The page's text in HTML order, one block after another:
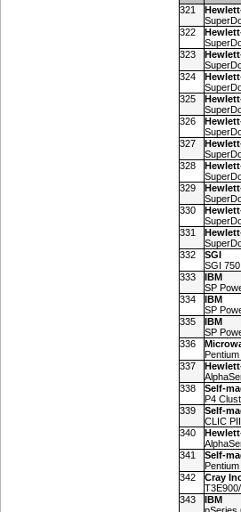
321
322
323
324
325
326
327
328
329
330
331
332
SGI
SGI
333
IBM
SP
334
IBM
SP
335
IBM
SP
336
337
338
Self-
P4
339
Self-
CLIC
340
341
Self-
342
Cray
343
IBM